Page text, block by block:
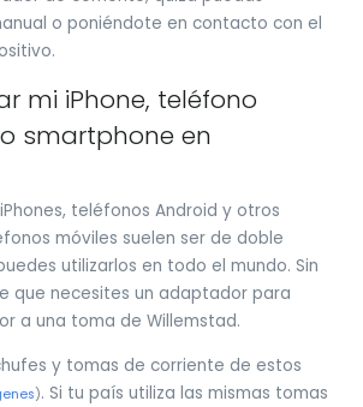
o poniéndote en contacto con el
mi iPhone, teléfono
smartphone en
teléfonos Android y otros
móviles suelen ser de doble
utilizarlos en todo el mundo. Sin
que necesites un adaptador para
a una toma de Willemstad.
y tomas de corriente de estos
). Si tu país utiliza las mismas tomas